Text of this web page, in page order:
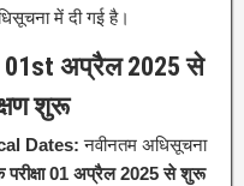
में दी गई है।
01st अप्रैल 2025 से
शुरू
Dates: नवीनतम अधिसूचना
परीक्षा 01 अप्रैल 2025 से शुरू